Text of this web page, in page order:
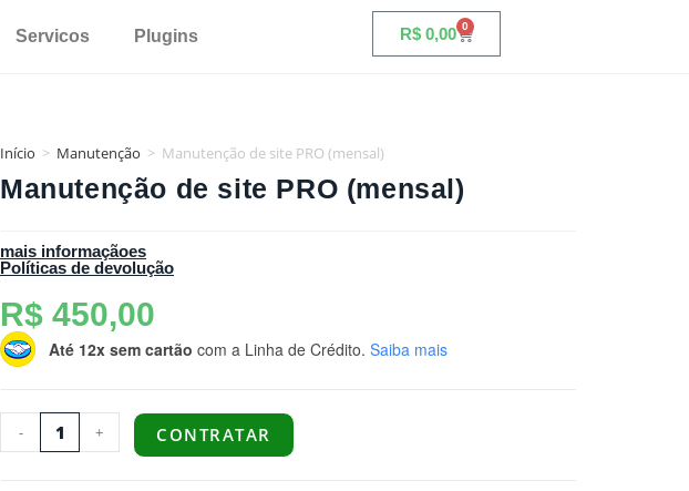
Servicos Plugins R$0,00 0
Início > Manutenção > Manutenção de site PRO (mensal)
Manutenção de site PRO (mensal)
mais informaçãoes
Políticas de devolução
R$ 450,00
Até 12x sem cartão com a Linha de Crédito. Saiba mais
- + CONTRATAR